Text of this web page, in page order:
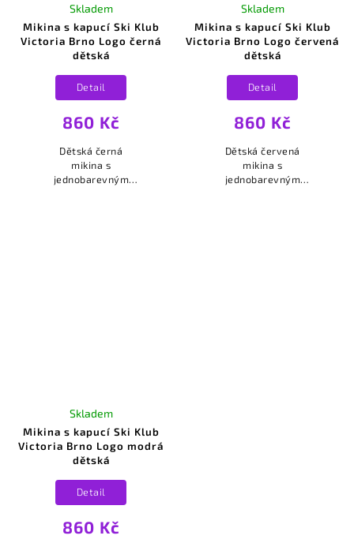
Mikina s kapucí Ski Klub
Victoria Brno Logo černá
dětská
Skladem
860 Kč
Detail
Dětská černá
mikina s
jednobarevným
Mikina s kapucí Ski Klub
Victoria Brno Logo červená
dětská
Skladem
860 Kč
Detail
Dětská červená
mikina s
jednobarevným
Mikina s kapucí Ski Klub
Victoria Brno Logo modrá
dětská
Skladem
860 Kč
Detail